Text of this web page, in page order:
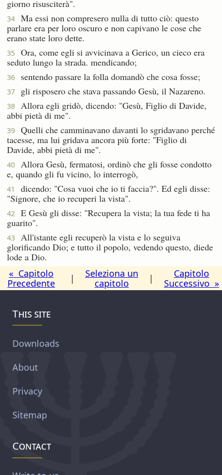
giorno risusciterà".
34
Ma essi non compresero nulla di tutto ciò: questo
parlare era per loro oscuro e non capivano le cose che
erano state loro dette.
35
Ora, come egli si avvicinava a Gerico, un cieco era
seduto lungo la strada. mendicando;
36 sentendo passare la folla domandò che cosa fosse;
37 gli risposero che stava passando Gesù, il Nazareno.
38
Allora egli gridò, dicendo: "Gesù, Figlio di Davide,
abbi pietà di me".
39
Quelli che camminavano davanti lo sgridavano perché
tacesse, ma lui gridava ancora più forte: "Figlio di
Davide, abbi pietà di me".
40
Allora Gesù, fermatosi, ordinò che gli fosse condotto
e, quando gli fu vicino, lo interrogò,
41
dicendo: "Cosa vuoi che io ti faccia?". Ed egli disse:
"Signore, che io recuperi la vista".
42
E Gesù gli disse: "Recupera la vista; la tua fede ti ha
guarito".
43
All'istante egli recuperò la vista e lo seguiva
glorificando Dio; e tutto il popolo, vedendo questo, diede
lode a Dio.
« Capitolo
Precedente
|
Seleziona un
capitolo
|
Capitolo
Successivo »
This site
Downloads
About
Privacy
Sitemap
Contact